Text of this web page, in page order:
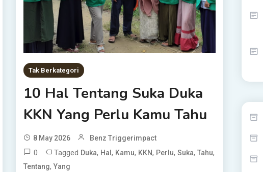
Tak Berkategori
10 Hal Tentang Suka Duka
KKN Yang Perlu Kamu Tahu
8 May 2026 Benz Triggerimpact
0 Tagged Duka, Hal, Kamu, KKN, Perlu,Suka,Tahu,
Tentang,Yang